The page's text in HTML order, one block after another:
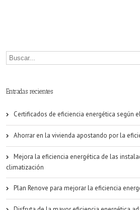
Entradas recientes
Certificados de eficiencia energética según
Ahorrar en la vivienda apostando por la
Mejora la eficiencia energética de las
climatización
Plan Renove para mejorar la eficiencia